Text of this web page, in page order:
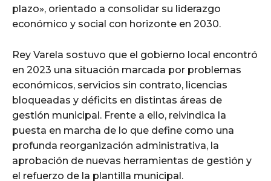
plazo», orientado a consolidar su liderazgo
económico y social con horizonte en 2030.
Rey Varela sostuvo que el gobierno local encontró
en 2023 una situación marcada por problemas
económicos, servicios sin contrato, licencias
bloqueadas y déficits en distintas áreas de
gestión municipal. Frente a ello, reivindica la
puesta en marcha de lo que define como una
profunda reorganización administrativa, la
aprobación de nuevas herramientas de gestión y
el refuerzo de la plantilla municipal.